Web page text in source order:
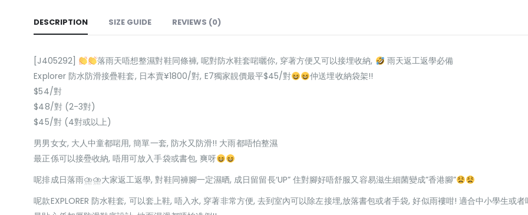
DESCRIPTION SIZE GUIDE REVIEWS (0)
[J405292] 落雨天唔想整濕對鞋同條褲, 呢對防水鞋套啱曬你, 穿著方便又可以接埋收納,
雨天返工返學必備
Explorer 防水防滑接疊鞋套, 日本賣¥1800/對, E7獨家靚價最平$45/對
仲送埋收納袋架!!
$54/對
$48/對 (2-3對)
$45/對 (4對或以上)
男男女女, 大人中童都啱用, 簡單一套, 防水又防滑!! 大雨都唔怕整濕
最正係可以接疉收納, 唔用可放入手袋或書包, 爽呀
呢排成日落雨⛈⛈大家返工返學, 對鞋同褲腳一定濕晒, 成日留留長‘UP” 住對腳好唔舒服又容易滋生細菌變成”香港腳”
呢款EXPLORER 防水鞋套, 可以套上鞋, 唔入水, 穿著非常方便, 去到室內可以除左接埋,放落書包或者手袋, 好似雨褸咁! 適合中小學生或